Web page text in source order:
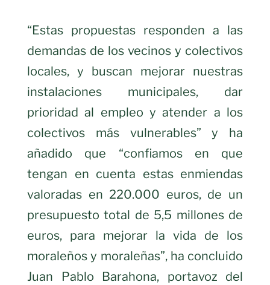
“Estas propuestas responden a las
demandas de los vecinos y colectivos
locales, y buscan mejorar nuestras
instalaciones municipales, dar
prioridad al empleo y atender a los
colectivos más vulnerables” y ha
añadido que “confiamos en que
tengan en cuenta estas enmiendas
valoradas en 220.000 euros, de un
presupuesto total de 5,5 millones de
euros, para mejorar la vida de los
moraleños y moraleñas”, ha concluido
Juan Pablo Barahona, portavoz del